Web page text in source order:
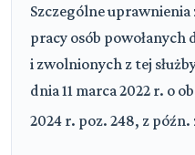
Szczególne
pracy osób powołanych
i zwolnionych z tej
dnia 11 marca 2022 r. o
2024 r. poz. 248, z późn.